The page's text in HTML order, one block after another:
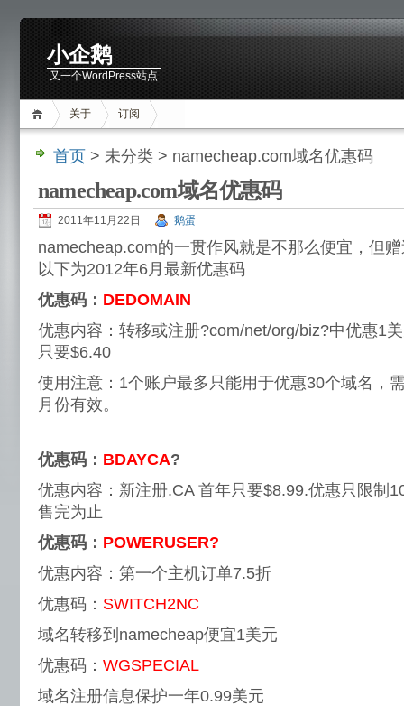
小企鹅
又一个WordPress站点
关于 订阅
首页 > 未分类 > namecheap.com域名优惠码
namecheap.com域名优惠码
2011年11月22日 鹅蛋
namecheap.com的一贯作风就是不那么便宜，但
以下为2012年6月最新优惠码
优惠码： DEDOMAIN
优惠内容：转移或注册?com/net/org/biz?中优惠1
只要$6.40
使用注意：1个账户最多只能用于优惠30个域名，
月份有效。
优惠码： BDAYCA?
优惠内容：新注册.CA 首年只要$8.99.优惠只限制
售完为止
优惠码： POWERUSER?
优惠内容：第一个主机订单7.5折
优惠码： SWITCH2NC
域名转移到namecheap便宜1美元
优惠码： WGSPECIAL
域名注册信息保护一年0.99美元